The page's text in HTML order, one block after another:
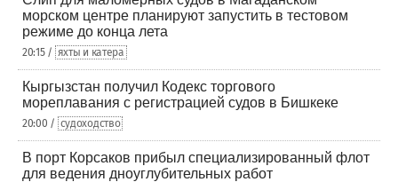
морском центре планируют запустить в тестовом
режиме до конца лета
20:15 / яхты и катера
Кыргызстан получил Кодекс торгового
мореплавания с регистрацией судов в Бишкеке
20:00 / судоходство
В порт Корсаков прибыл специализированный флот
для ведения дноуглубительных работ